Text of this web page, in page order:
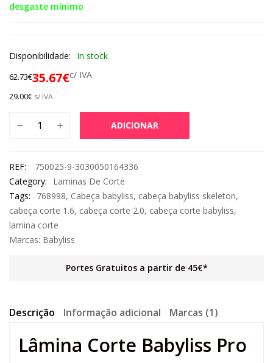
desgaste mínimo
Disponibilidade: In stock
62.73€35.67€c/ IVA
29.00€ s/ IVA
ADICIONAR
REF:
750025-9-3030050164336
Category:
Laminas De Corte
Tags:
768998, Cabeça babyliss, cabeça babyliss skeleton,
cabeça corte 1.6, cabeça corte 2.0, cabeça corte babyliss,
lamina corte
Marcas: Babyliss
Portes Gratuitos a partir de 45€*
Descrição Informação adicional Marcas (1)
Lâmina Corte Babyliss Pro